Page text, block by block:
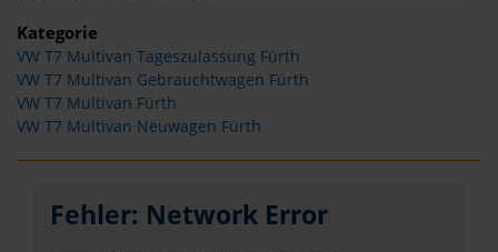
Kategorie
VW T7 Multivan Tageszulassung Fürth
VW T7 Multivan Gebrauchtwagen Fürth
VW T7 Multivan Fürth
VW T7 Multivan Neuwagen Fürth
Fehler: Network Error